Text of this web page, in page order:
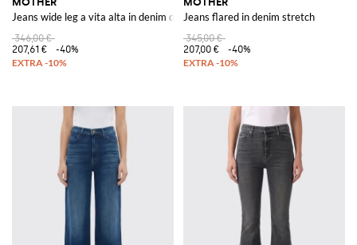
Jeans wide leg a vita alta in denim di cotone con design a cinque tasche
346,00 €
207,61 €
-40%
Jeans flared in denim stretch
345,00 €
207,00 €
-40%